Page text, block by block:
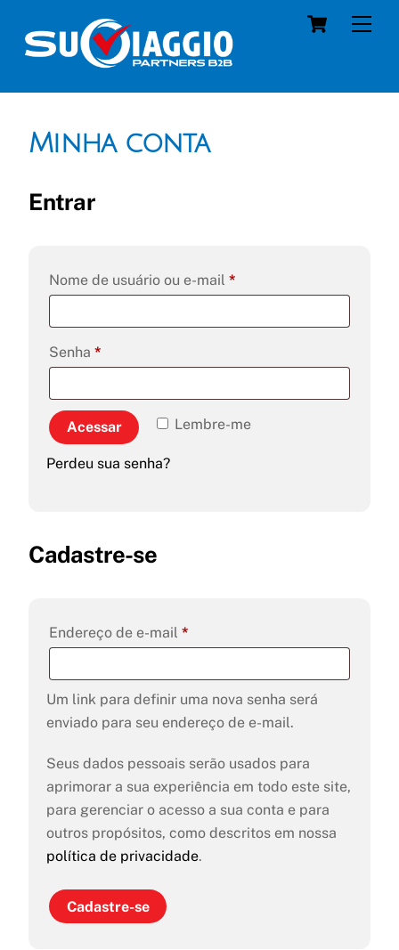
content
Cart
Minha conta
Entrar
Nome de usuário ou e-mail*
Senha*
Lembre-me
Acessar
Perdeu sua senha?
Cadastre-se
Endereço de e-mail*
Um link para definir uma nova senha será
enviado para seu endereço de e-mail.
Seus dados pessoais serão usados para
aprimorar a sua experiência em todo este site,
para gerenciar o acesso a sua conta e para
outros propósitos, como descritos em nossa
política de privacidade.
Cadastre-se